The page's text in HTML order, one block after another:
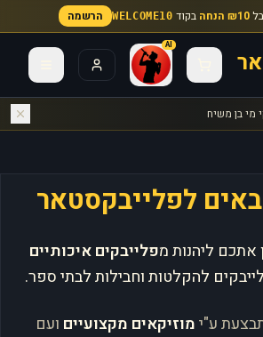
₪10 הנחה בקוד WELCOME10 הרשמה
AI
מי בן משיח
לפלייבקסטאר
אתכם ליהנות מפלייבקים איכותיים
להקלטות וחבילות לבתי ספר.
ע"ימוזיקאים מקצועיים ועם